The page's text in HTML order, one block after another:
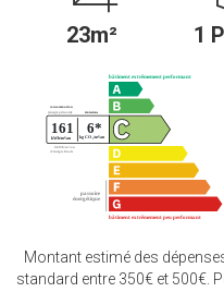
23m² 1
Montant estimé des
standard entre 350€ et 500€.